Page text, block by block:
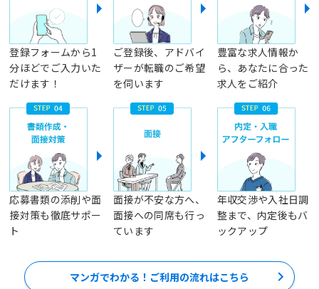
登録フォームから1
分ほどでご入力いた
だけます！
ご登録後、アドバイ
ザーが転職のご希望
を伺います
豊富な求人情報か
ら、あなたに合った
求人をご紹介
応募書類の添削や面
接対策も徹底サポー
ト
面接が不安な方へ、
面接への同席も行っ
ています
年収交渉や入社日調
整まで、内定後もバ
ックアップ
マンガでわかる！ご利用の流れはこちら